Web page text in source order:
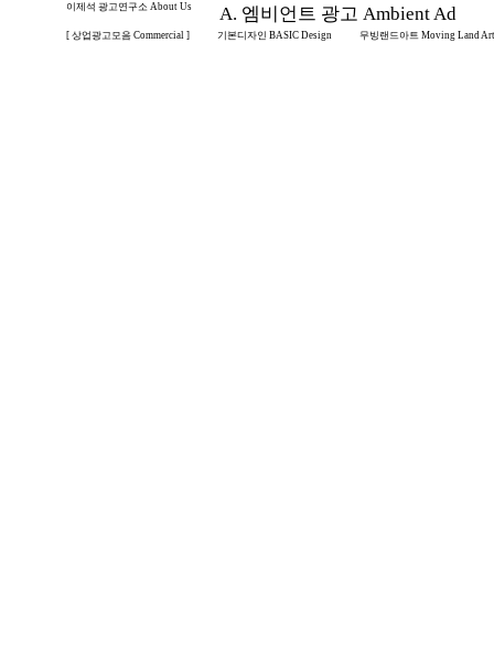
이제석 광고연구소 About Us A. 엠비언트 광고 Ambient Ad
[ 상업광고모음 Commercial ] 기본디자인 BASIC Design 무빙랜드아트 Moving Land Art